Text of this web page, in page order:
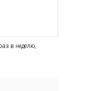
в неделю,